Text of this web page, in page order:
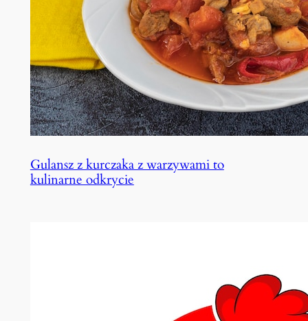
Gulansz z kurczaka z warzywami to
kulinarne odkrycie